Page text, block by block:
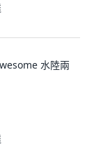
水陸兩